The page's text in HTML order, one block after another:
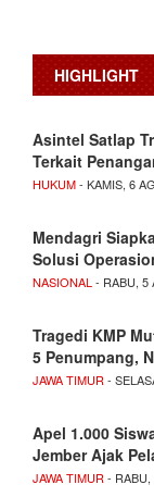
HIGHLIGHT
Asintel Satlap
Terkait
HUKUM- KAMIS, 6
Mendagri
Solusi
NASIONAL - RABU, 5
Tragedi KMP
5 Penumpang,
JAWA TIMUR -
Apel 1.000
Jember Ajak
JAWA TIMUR -